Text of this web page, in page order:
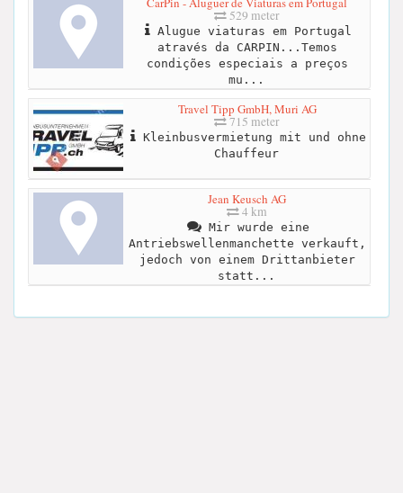
529 meter
Alugue viaturas em Portugal
através da CARPIN...Temos
condições especiais a preços
mu...
Travel Tipp GmbH, Muri AG
715 meter
Kleinbusvermietung mit und ohne
Chauffeur
Jean Keusch AG
4 km
Mir wurde eine
Antriebswellenmanchette verkauft,
jedoch von einem Drittanbieter
statt...